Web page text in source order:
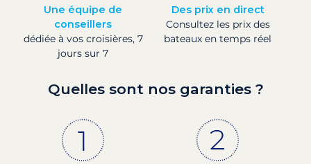
Une équipe de
conseillers
dédiée à vos croisières, 7
jours sur 7
Des prix en direct
Consultez les prix des
bateaux en temps réel
Quelles sont nos garanties ?